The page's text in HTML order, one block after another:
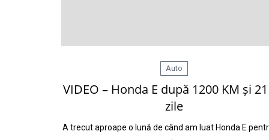
Auto
VIDEO – Honda E după 1200 KM și
zile
A trecut aproape o lună de când am luat Honda E